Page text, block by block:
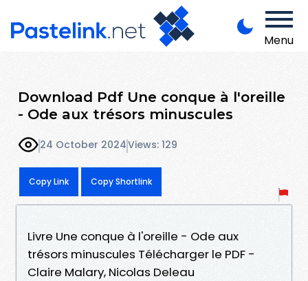
Menu
Download Pdf Une conque à l'oreille
- Ode aux trésors minuscules
24 October 2024Views: 129
Copy Link Copy Shortlink
Livre Une conque à l'oreille - Ode aux
trésors minuscules Télécharger le PDF -
Claire Malary, Nicolas Deleau